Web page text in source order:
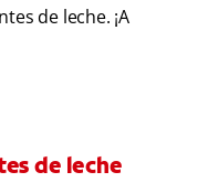
de leche. ¡A
de leche